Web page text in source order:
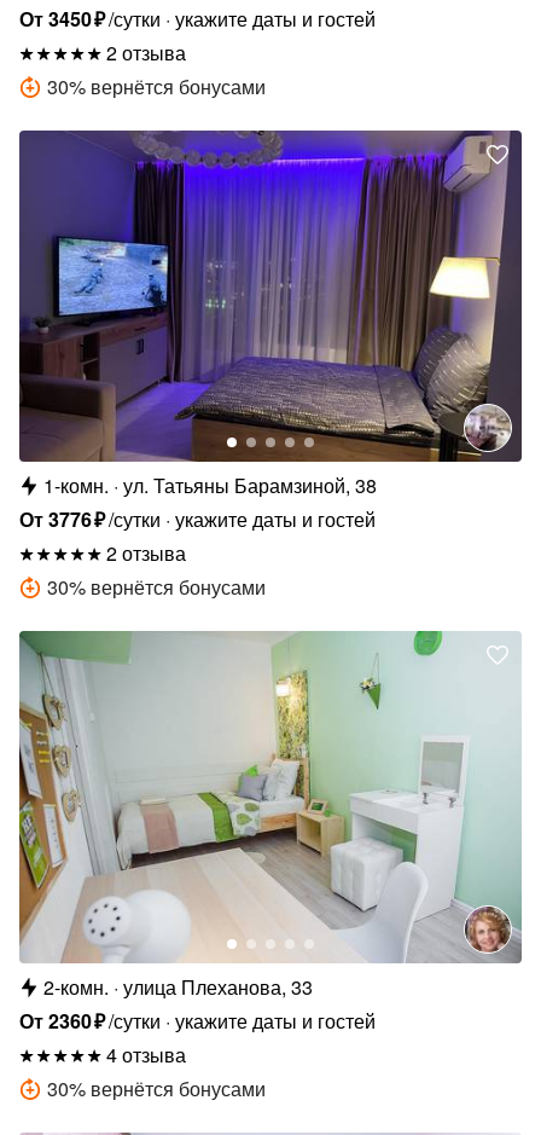
От3450₽/сутки укажите даты и гостей
2 отзыва
30% вернётся бонусами
1-комн. ул. Татьяны Барамзиной, 38
От3776₽/сутки укажите даты и гостей
2 отзыва
30% вернётся бонусами
2-комн. улица Плеханова, 33
От2360₽/сутки укажите даты и гостей
4 отзыва
30% вернётся бонусами